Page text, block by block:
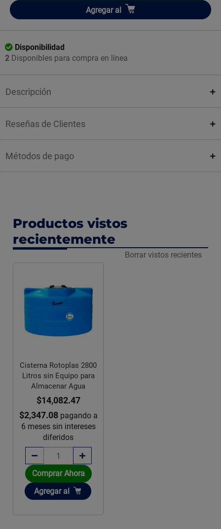
Añadir
Agregar al
Disponibilidad
2 Disponibles para compra en línea
Descripción
Reseñas de Clientes
Métodos de pago
Productos vistos
recientemente
Borrar vistos recientes
Cisterna Rotoplas 2800
Litros sin Equipo para
Almacenar Agua
$14,082.47
$2,347.08pagando a
6 meses sin intereses
diferidos
Comprar Ahora
Añadir
Agregar al